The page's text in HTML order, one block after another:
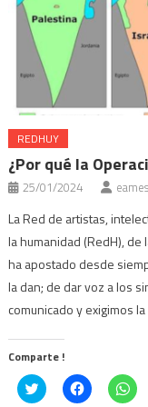
REDHUY
¿Por qué la
25/01/2024
La Red de artistas,
la humanidad (RedH), de
ha apostado desde
la dan; de dar voz a los
comunicado y exigimos
Comparte !
Click
to
Haz
clic
Haz
clic